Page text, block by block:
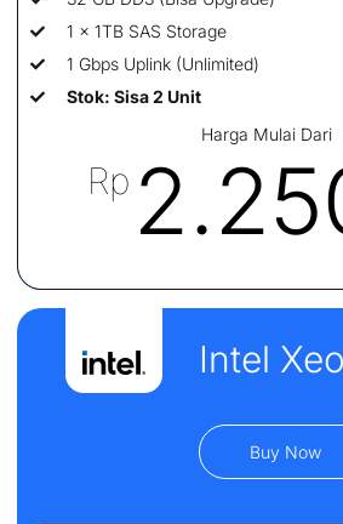
1 x 1TB SAS Storage
1 Gbps Uplink (Unlimited)
Stok: Sisa 2 Unit
Harga Mulai Dari
Rp
Intel
Buy Now